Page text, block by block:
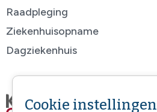
Raadpleging
Ziekenhuisopname
Dagziekenhuis
Cookie instellingen